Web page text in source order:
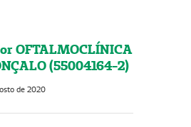
OFTALMOCLÍNICA
(55004164-2)
de 2020